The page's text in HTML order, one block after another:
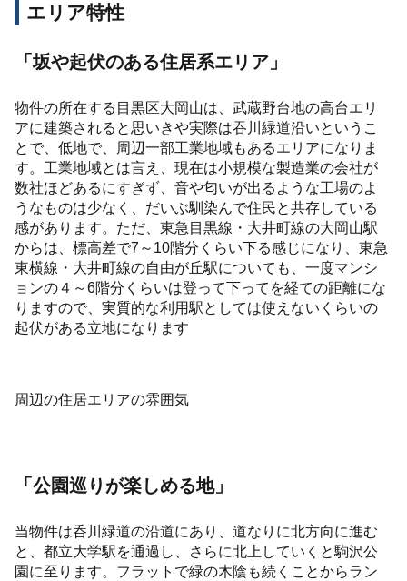
エリア特性
「坂や起伏のある住居系エリア」
物件の所在する目黒区大岡山は、武蔵野台地の高台エリ
アに建築されると思いきや実際は吞川緑道沿いというこ
とで、低地で、周辺一部工業地域もあるエリアになりま
す。工業地域とは言え、現在は小規模な製造業の会社が
数社ほどあるにすぎず、音や匂いが出るような工場のよ
うなものは少なく、だいぶ馴染んで住民と共存している
感があります。ただ、東急目黒線・大井町線の大岡山駅
からは、標高差で7～10階分くらい下る感じになり、東急
東横線・大井町線の自由が丘駅についても、一度マンシ
ョンの４～6階分くらいは登って下ってを経ての距離にな
りますので、実質的な利用駅としては使えないくらいの
起伏がある立地になります
周辺の住居エリアの雰囲気
「公園巡りが楽しめる地」
当物件は呑川緑道の沿道にあり、道なりに北方向に進む
と、都立大学駅を通過し、さらに北上していくと駒沢公
園に至ります。フラットで緑の木陰も続くことからラン